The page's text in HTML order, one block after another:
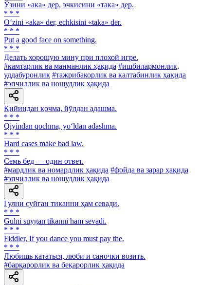
Ўзини «ака» дер, эчкисини «така» дер.
* * *
O‘zini «aka» der, echkisini «taka» der.
* * *
Put a good face on something.
* * *
Делать хорошую мину при плохой игре.
#камтарлик ва манманлик ҳақида #ишбилармонлик,
уддабуронлик #тажрибакорлик ва калтабинлик ҳақида
#эпчиллик ва ношудлик ҳақида
Қийиндан қочма, йўлдан адашма.
* * *
Qiyindan qochma, yo‘ldan adashma.
* * *
Hard cases make bad law.
* * *
Семь бед — один ответ.
#мардлик ва номардлик ҳақида #фойда ва зарар ҳақида
#эпчиллик ва ношудлик ҳақида
Гулни суйган тиканни ҳам севади.
* * *
Gulni suygan tikanni ham sevadi.
* * *
Fiddler, If you dance you must pay the.
* * *
Любишь кататься, люби и саночки возить.
#барқарорлик ва беқарорлик ҳақида